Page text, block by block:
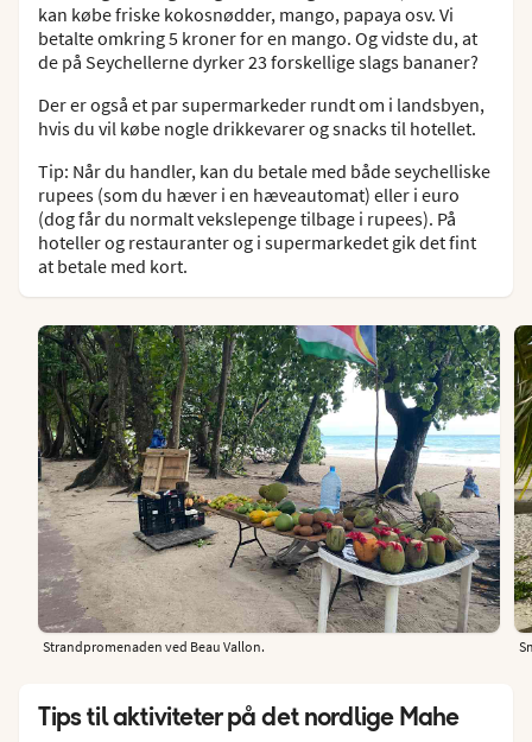
kan købe friske kokosnødder, mango, papaya osv. Vi
betalte omkring 5 kroner for en mango. Og vidste du, at
de på Seychellerne dyrker 23 forskellige slags bananer?
Der er også et par supermarkeder rundt om i landsbyen,
hvis du vil købe nogle drikkevarer og snacks til hotellet.
Tip: Når du handler, kan du betale med både seychelliske
rupees (som du hæver i en hæveautomat) eller i euro
(dog får du normalt vekslepenge tilbage i rupees). På
hoteller og restauranter og i supermarkedet gik det fint
at betale med kort.
Strandpromenaden ved Beau Vallon.
Tips til aktiviteter på det nordlige Mahe